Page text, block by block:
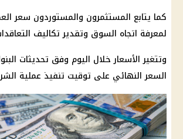
كما يتابع المستثمرون والمستوردون سعر
لمعرفة اتجاه السوق وتقدير تكاليف
وتتغير الأسعار خلال اليوم وفق تحديثات
السعر النهائي على توقيت تنفيذ عملية